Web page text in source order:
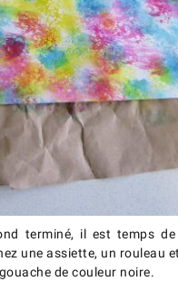
terminé, il est temps de
une assiette, un rouleau
de couleur noire.